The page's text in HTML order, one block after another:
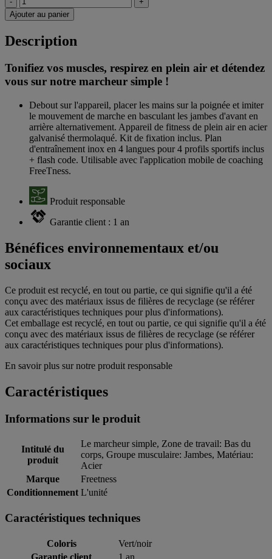
Ajouter au panier
Description
Tonifiez vos muscles, respirez en plein air et détendez
vous sur notre marcheur simple !
Debout sur l'appareil, placer les mains sur la poignée et imiter
le mouvement de marche en basculant les jambes d'avant en
arrière alternativement. Appareil de fitness de plein air en acier
galvanisé thermolaqué. Kit de fixation inclus. Plan
d'entraînement inox en 4 langues pour 4 profils sportifs inclus
+ flash code. Utilisable avec l'application mobile de coaching
FreeTness.
Produit responsable
Garantie client : 1 an
Bénéfices environnementaux et/ou
sociaux
Ce produit est recyclé, en tout ou partie, ce qui signifie qu'il a été
conçu avec des matériaux issus de filières de recyclage (se référer
aux caractéristiques techniques pour plus d'informations).
Cet emballage est recyclé, en tout ou partie, ce qui signifie qu'il a été
conçu avec des matériaux issus de filières de recyclage (se référer
aux caractéristiques techniques pour plus d'informations).
En savoir plus sur notre produit responsable
Caractéristiques
Informations sur le produit
Intitulé du
produit
Le marcheur simple, Zone de travail: Bas du
corps, Groupe musculaire: Jambes, Matériau:
Acier
Marque
Freetness
Conditionnement L'unité
Caractéristiques techniques
Coloris
Vert/noir
Garantie client
1 an